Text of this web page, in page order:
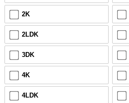
2K
2LDK
3DK
4K
4LDK